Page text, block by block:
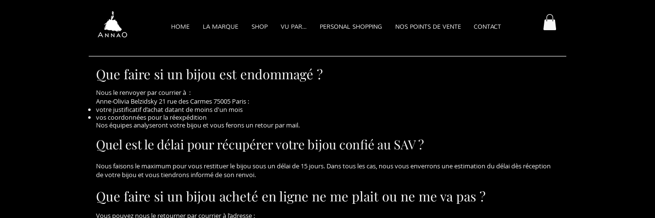
HOME LA MARQUE SHOP VU PAR... PERSONAL SHOPPING NOS POINTS DE VENTE CONTACT
Que faire si un bijou est endommagé ?
Nous le renvoyer par courrier à :
Anne-Olivia Belzidsky 21 rue des Carmes 75005 Paris :
votre justificatif d’achat datant de moins d'un mois
vos coordonnées pour la réexpédition
Nos équipes analyseront votre bijou et vous ferons un retour par mail.
Quel est le délai pour récupérer votre bijou confié au SAV ?
Nous faisons le maximum pour vous restituer le bijou sous un délai de 15 jours. Dans tous les cas, nous vous enverrons une estimation du délai dès réception
de votre bijou et vous tiendrons informé de son renvoi.
Que faire si un bijou acheté en ligne ne me plait ou ne me va pas ?
Vous pouvez nous le retourner par courrier à l’adresse :